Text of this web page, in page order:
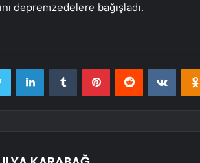
depremzedelere bağışladı.
Twitter LinkedInTumblr PinterestReddit